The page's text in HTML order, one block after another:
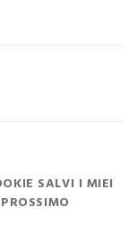
SALVI I MIEI